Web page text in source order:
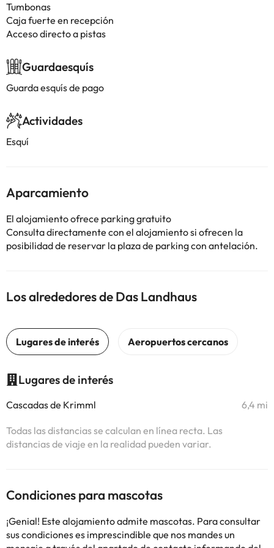
Tumbonas
Caja fuerte en recepción
Acceso directo a pistas
Guardaesquís
Guarda esquís de pago
Actividades
Esquí
Aparcamiento
El alojamiento ofrece parking gratuito
Consulta directamente con el alojamiento si ofrecen la
posibilidad de reservar la plaza de parking con antelación.
Los alrededores de Das Landhaus
Lugares de interés
Cascadas de Krimml 6,4 mi
Todas las distancias se calculan en línea recta. Las
distancias de viaje en la realidad pueden variar.
Condiciones para mascotas
¡Genial! Este alojamiento admite mascotas. Para consultar
sus condiciones es imprescindible que nos mandes un